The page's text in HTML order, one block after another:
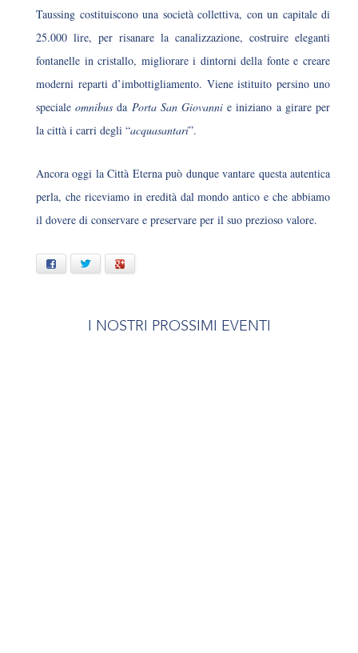
Taussing costituiscono una società collettiva, con un capitale di
25.000 lire, per risanare la canalizzazione, costruire eleganti
fontanelle in cristallo, migliorare i dintorni della fonte e creare
moderni reparti d’imbottigliamento. Viene istituito persino uno
specialeomnibus da Porta San Giovanni e iniziano a girare per
la città i carri degli “acquasantari”.
Ancora oggi la Città Eterna può dunque vantare questa autentica
perla, che riceviamo in eredità dal mondo antico e che abbiamo
il dovere di conservare e preservare per il suo prezioso valore.
Facebook Twitter
I NOSTRI PROSSIMI EVENTI